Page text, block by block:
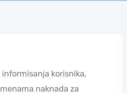
korisnika,
naknada za